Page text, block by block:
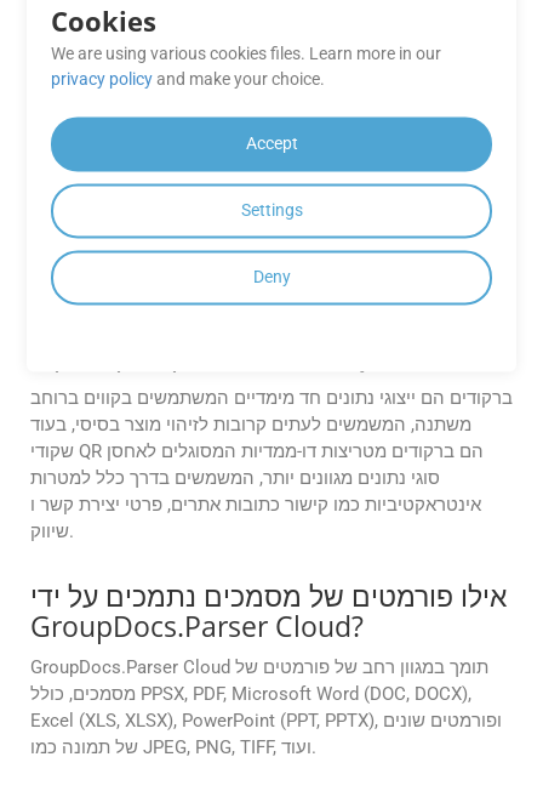
האם אוכל לשלב ממשקי API של
GroupDocs.Parser Cloud באפליקציה
שלי, ללא קשר לשפת התכנות או
הפלטפורמה שבה אני משתמש?
כן, אתה יכול לשלב ממשקי API של GroupDocs.Parser Cloud
באפליקציה שלך ללא קשר לשפת התכנות או הפלטפורמה.
GroupDocs מספק SDK לשפות תכנות פופולריות כמו .NET,
Java, PHP, Python, Ruby ו-Node.js. בנוסף, אתה יכול להשתמש
בממשקי API של RESTful ישירות עם כל שפת תכנות שתומכת
ברקודים הם ייצוגי נתונים חד מימדיים המשתמשים בקווים ברוחב
משתנה, המשמשים לעתים קרובות לזיהוי מוצר בסיסי, בעוד
שקודי QR הם ברקודים מטריצות דו-ממדיות המסוגלים לאחסן
סוגי נתונים מגוונים יותר, המשמשים בדרך כלל למטרות
אינטראקטיביות כמו קישור כתובות אתרים, פרטי יצירת קשר ו
שיווק.
אילו פורמטים של מסמכים נתמכים על ידי
GroupDocs.Parser Cloud?
GroupDocs.Parser Cloud תומך במגוון רחב של פורמטים של
מסמכים, כולל PPSX, PDF, Microsoft Word (DOC, DOCX),
Excel (XLS, XLSX), PowerPoint (PPT, PPTX), ופורמטים שונים
של תמונה כמו JPEG, PNG, TIFF, ועוד.
Cookies
We are using various cookies files. Learn more in our
privacy policyand make your choice.
Accept
Settings
Deny